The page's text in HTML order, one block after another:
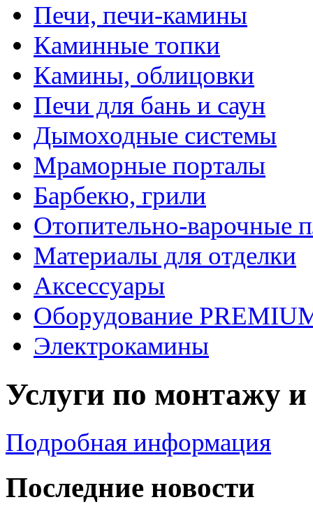
Печи, печи-камины
Каминные топки
Камины, облицовки
Печи для бань и саун
Дымоходные системы
Мраморные порталы
Барбекю, грили
Отопительно-варочные
Материалы для отделки
Аксессуары
Оборудование
Электрокамины
Услуги по монтажу и
Подробная информация
Последние новости